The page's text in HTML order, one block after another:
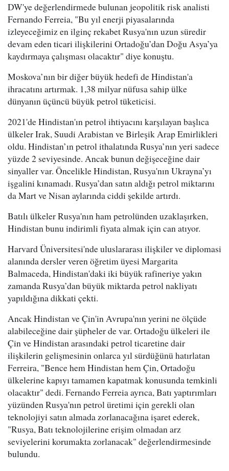
DW'ye değerlendirmede bulunan jeopolitik risk analisti
Fernando Ferreia, "Bu yıl enerji piyasalarında
izleyeceğimiz en ilginç rekabet Rusya'nın uzun süredir
devam eden ticari ilişkilerini Ortadoğu’dan Doğu Asya’ya
kaydırmaya çalışması olacaktır" diye konuştu.
Moskova’nın bir diğer büyük hedefi de Hindistan'a
ihracatını artırmak. 1,38 milyar nüfusa sahip ülke
dünyanın üçüncü büyük petrol tüketicisi.
2021'de Hindistan'ın petrol ihtiyacını karşılayan başlıca
ülkeler Irak, Suudi Arabistan ve Birleşik Arap Emirlikleri
oldu. Hindistan’ın petrol ithalatında Rusya’nın yeri sadece
yüzde 2 seviyesinde. Ancak bunun değişeceğine dair
sinyaller var. Öncelikle Hindistan, Rusya'nın Ukrayna’yı
işgalini kınamadı. Rusya’dan satın aldığı petrol miktarını
da Mart ve Nisan aylarında ciddi şekilde artırdı.
Batılı ülkeler Rusya'nın ham petrolünden uzaklaşırken,
Hindistan bunu indirimli fiyata almak için can atıyor.
Harvard Üniversitesi'nde uluslararası ilişkiler ve diplomasi
alanında dersler veren öğretim üyesi Margarita
Balmaceda, Hindistan'daki iki büyük rafineriye yakın
zamanda Rusya’dan büyük miktarda petrol nakliyatı
yapıldığına dikkati çekti.
Ancak Hindistan ve Çin'in Avrupa'nın yerini ne ölçüde
alabileceğine dair şüpheler de var. Ortadoğu ülkeleri ile
Çin ve Hindistan arasındaki petrol ticaretine dair
ilişkilerin gelişmesinin onlarca yıl sürdüğünü hatırlatan
Ferreira, "Bence hem Hindistan hem Çin, Ortadoğu
ülkelerine kapıyı tamamen kapatmak konusunda temkinli
olacaktır" dedi. Fernando Ferreia ayrıca, Batı yaptırımları
yüzünden Rusya'nın petrol üretimi için gerekli olan
teknolojiyi satın almada zorlanacağına işaret ederek,
"Rusya, Batı teknolojilerine erişim olmadan arz
seviyelerini korumakta zorlanacak" değerlendirmesinde
bulundu.